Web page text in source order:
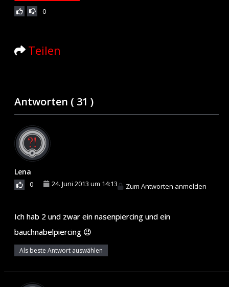
0
Teilen
Antworten ( 31 )
Lena
0 24. Juni 2013 um 14:13 Zum Antworten anmelden
Ich hab 2 und zwar ein nasenpiercing und ein
bauchnabelpiercing 😉
Als beste Antwort auswählen